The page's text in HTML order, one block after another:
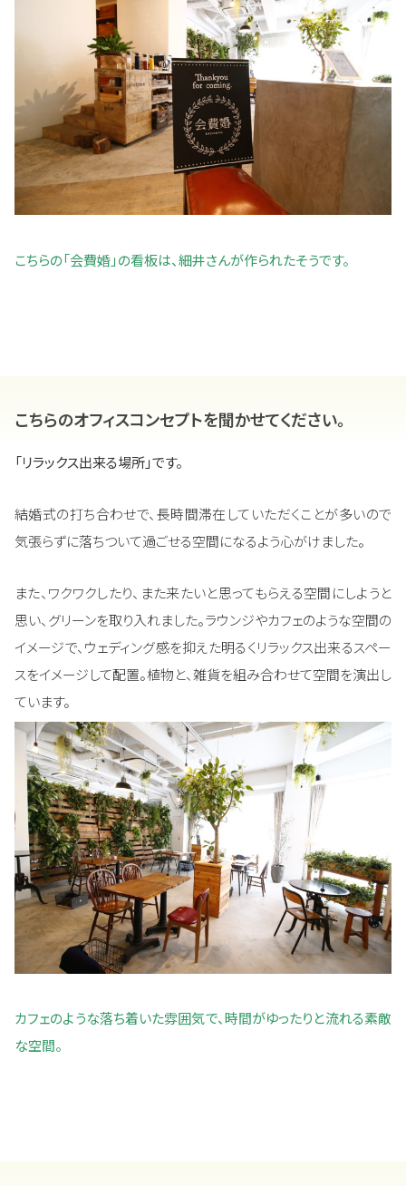
こちらの「会費婚」の看板は、細井さんが作られたそうです。
こちらのオフィスコンセプトを聞かせてください。
「リラックス出来る場所」です。
結婚式の打ち合わせで、長時間滞在していただくことが多いので
気張らずに落ちついて過ごせる空間になるよう心がけました。
また、ワクワクしたり、また来たいと思ってもらえる空間にしようと
思い、グリーンを取り入れました。ラウンジやカフェのような空間の
イメージで、ウェディング感を抑えた明るくリラックス出来るスペー
スをイメージして配置。植物と、雑貨を組み合わせて空間を演出し
ています。
カフェのような落ち着いた雰囲気で、時間がゆったりと流れる素敵
な空間。